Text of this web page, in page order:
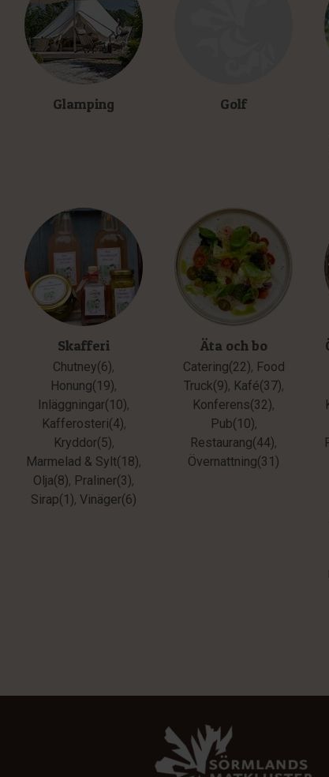
Glamping Golf
Skafferi
Chutney(6),
Honung(19),
Inläggningar(10),
Kafferosteri(4),
Kryddor(5),
Marmelad & Sylt(18),
Olja(8), Praliner(3),
Sirap(1), Vinäger(6)
Äta och bo
Catering(22), Food
Truck(9), Kafé(37),
Konferens(32),
Pub(10),
Restaurang(44),
Övernattning(31)